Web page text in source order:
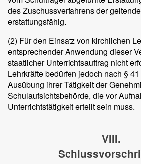
des Zuschussverfahrens der
erstattungsfähig.
(2) Für den Einsatz von kirchlichen
entsprechender Anwendung dieser
staatlicher Unterrichtsauftrag nicht
Lehrkräfte bedürfen jedoch nach §
Ausübung ihrer Tätigkeit der
Schulaufsichtsbehörde, die vor
Unterrichtstätigkeit erteilt sein muss.
VIII.